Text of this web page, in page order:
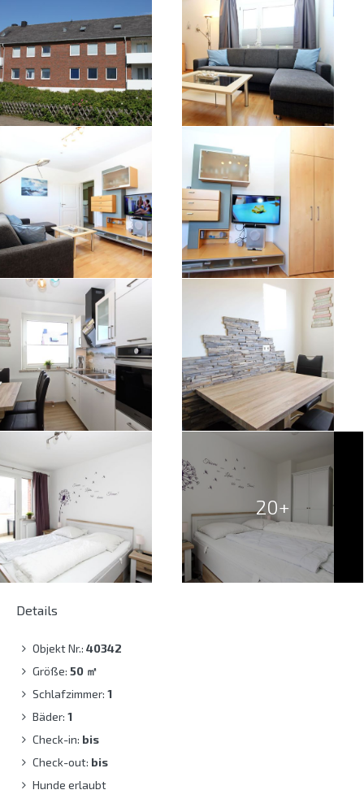
20+
Details
Objekt Nr.: 40342
Größe: 50 ㎡
Schlafzimmer: 1
Bäder: 1
Check-in: bis
Check-out: bis
Hunde erlaubt